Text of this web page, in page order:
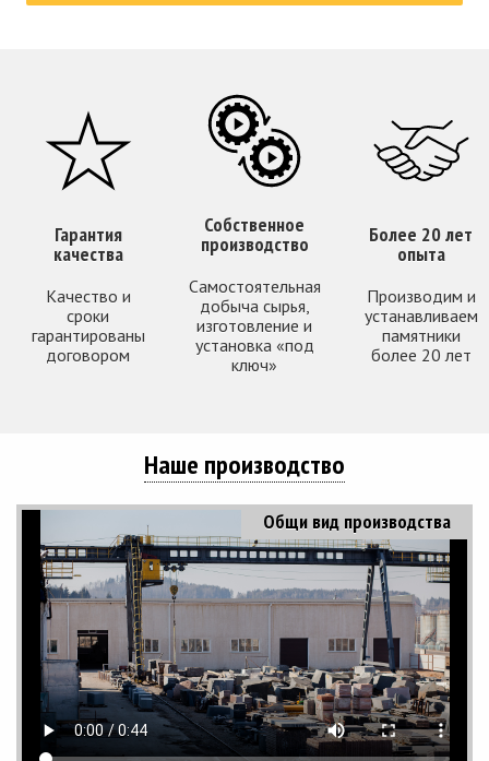
Гарантия
качества
Качество и
сроки
гарантированы
договором
Собственное
производство
Самостоятельная
добыча сырья,
изготовление и
установка «под
ключ»
Более 20 лет
опыта
Производим и
устанавливаем
памятники
более 20 лет
Наше производство
Общи вид производства